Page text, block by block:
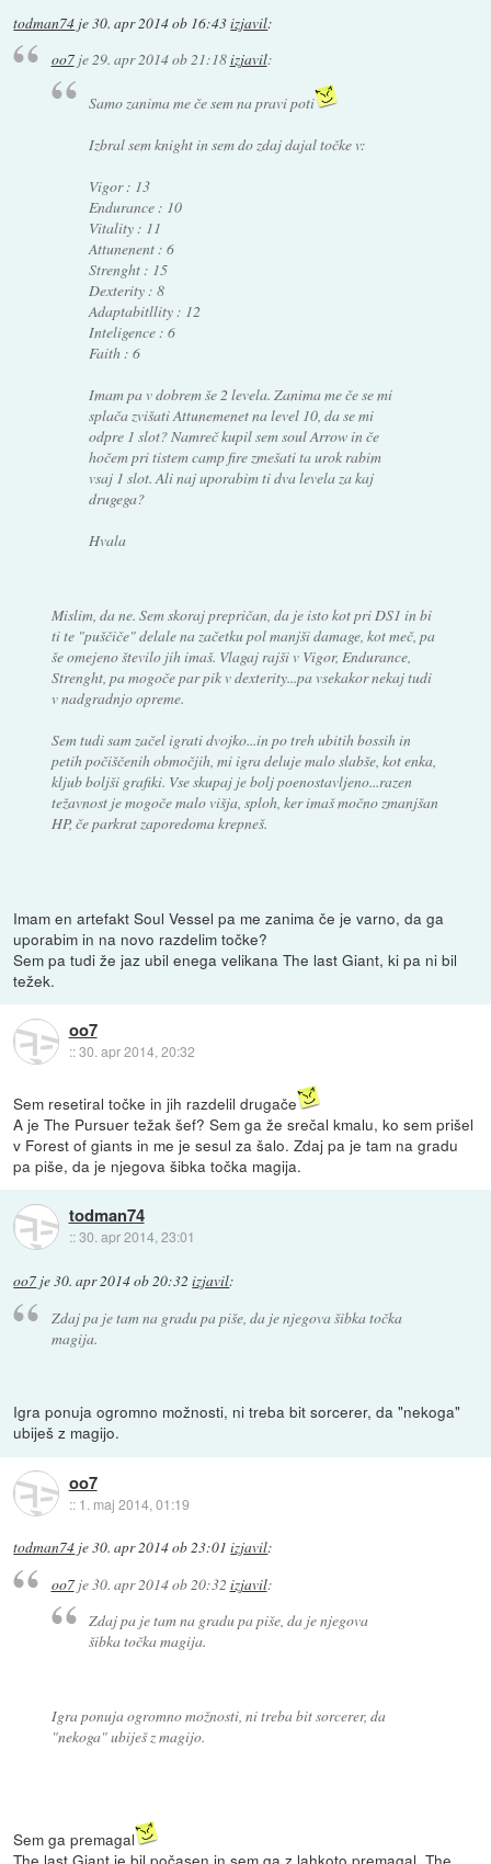
todman74 je30. apr 2014 ob 16:43izjavil:
oo7je29. apr 2014 ob 21:18izjavil:
Samo zanima me če sem na pravi poti
Izbral sem knight in sem do zdaj dajal točke v:
Vigor : 13
Endurance : 10
Vitality : 11
Attunenent : 6
Strenght : 15
Dexterity : 8
Adaptabitllity : 12
Inteligence : 6
Faith : 6
Imam pa v dobrem še 2 levela. Zanima me če se mi
splača zvišati Attunemenet na level 10, da se mi
odpre 1 slot? Namreč kupil sem soul Arrow in če
hočem pri tistem camp fire zmešati ta urok rabim
vsaj 1 slot. Ali naj uporabim ti dva levela za kaj
drugega?
Hvala
Mislim, da ne. Sem skoraj prepričan, da je isto kot pri DS1 in bi
ti te "puščiče" delale na začetku pol manjši damage, kot meč, pa
še omejeno število jih imaš. Vlagaj rajši v Vigor, Endurance,
Strenght, pa mogoče par pik v dexterity...pa vsekakor nekaj tudi
v nadgradnjo opreme.
Sem tudi sam začel igrati dvojko...in po treh ubitih bossih in
petih počiščenih območjih, mi igra deluje malo slabše, kot enka,
kljub boljši grafiki. Vse skupaj je bolj poenostavljeno...razen
težavnost je mogoče malo višja, sploh, ker imaš močno zmanjšan
HP, če parkrat zaporedoma krepneš.
Imam en artefakt Soul Vessel pa me zanima če je varno, da ga
uporabim in na novo razdelim točke?
Sem pa tudi že jaz ubil enega velikana The last Giant, ki pa ni bil
težek.
oo7
::30. apr 2014, 20:32
Sem resetiral točke in jih razdelil drugače
A je The Pursuer težak šef? Sem ga že srečal kmalu, ko sem prišel
v Forest of giants in me je sesul za šalo. Zdaj pa je tam na gradu
pa piše, da je njegova šibka točka magija.
todman74
::30. apr 2014, 23:01
oo7 je30. apr 2014 ob 20:32 izjavil:
Zdaj pa je tam na gradu pa piše, da je njegova šibka točka
magija.
Igra ponuja ogromno možnosti, ni treba bit sorcerer, da "nekoga"
ubiješ z magijo.
oo7
:: 1. maj 2014, 01:19
todman74 je30. apr 2014 ob 23:01 izjavil:
oo7je30. apr 2014 ob 20:32 izjavil:
Zdaj pa je tam na gradu pa piše, da je njegova
šibka točka magija.
Igra ponuja ogromno možnosti, ni treba bit sorcerer, da
"nekoga" ubiješ z magijo.
Sem ga premagal
The last Giant je bil počasen in sem ga z lahkoto premagal. The